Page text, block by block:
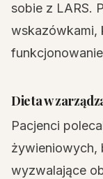
sobie z LARS.
wskazówkami,
Dieta w
Pacjenci
żywieniowych,
wyzwalające